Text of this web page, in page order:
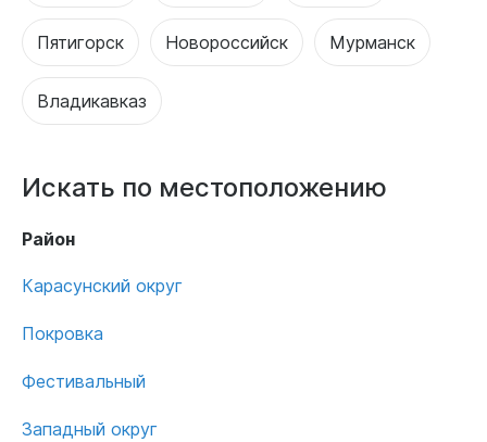
Пятигорск Новороссийск Мурманск
Владикавказ
Искать по местоположению
Район
Карасунский округ
Покровка
Фестивальный
Западный округ